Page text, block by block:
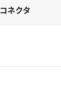
コネクタ